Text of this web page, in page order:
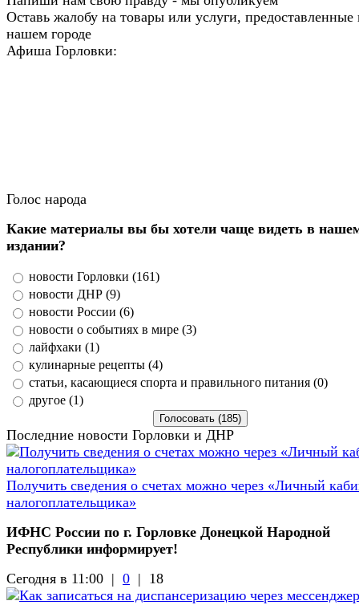
Оставь жалобу на товары или услуги, предоставленные
нашем городе
Афиша Горловки:
Голос народа
Какие материалы вы бы хотели чаще видеть в
издании?
новости Горловки (161)
новости ДНР (9)
новости России (6)
новости о событиях в мире (3)
лайфхаки (1)
кулинарные рецепты (4)
статьи, касающиеся спорта и правильного питания (0)
другое (1)
Последние новости Горловки и ДНР
Получить сведения о счетах можно через «Личный
налогоплательщика»
ИФНС России по г. Горловке Донецкой Народной
Республики информирует!
Сегодня в 11:00 | 0 | 18